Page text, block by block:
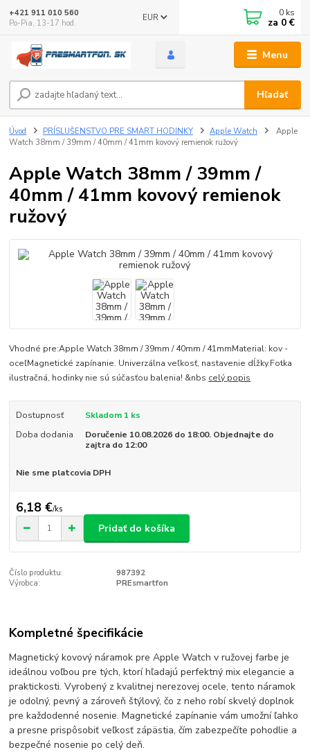
Menu
EUR
Hľadať
+421 911 010 560
Po-Pia, 13-17 hod.
0 ks
za 0 €
Úvod PRÍSLUŠENSTVO PRE SMART HODINKY Apple Watch
Apple
Watch 38mm / 39mm / 40mm / 41mm kovový remienok ružový
Apple Watch 38mm / 39mm /
40mm / 41mm kovový remienok
ružový
Vhodné pre:Apple Watch 38mm / 39mm / 40mm / 41mmMaterial: kov -
oceľMagnetické zapínanie. Univerzálna veľkosť, nastavenie dĺžky.Fotka
ilustračná, hodinky nie sú súčasťou balenia! &nbs celý popis
Dostupnosť
Skladom 1 ks
Doba dodania
Doručenie 10.08.2026 do 18:00. Objednajte do
zajtra do 12:00
Nie sme platcovia DPH
6,18 €/ks
Pridať do košíka
Číslo produktu:
987392
Výrobca:
PREsmartfon
Kompletné špecifikácie
Magnetický kovový náramok pre Apple Watch v ružovej farbe je
ideálnou voľbou pre tých, ktorí hľadajú perfektný mix elegancie a
praktickosti. Vyrobený z kvalitnej nerezovej ocele, tento náramok
je odolný, pevný a zároveň štýlový, čo z neho robí skvelý doplnok
pre každodenné nosenie. Magnetické zapínanie vám umožní ľahko
a presne prispôsobiť veľkosť zápästia, čím zabezpečíte pohodlie a
bezpečné nosenie po celý deň.